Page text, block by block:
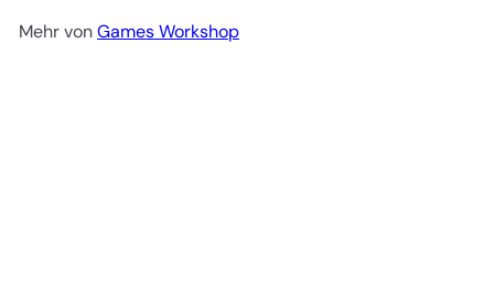
Mehr vonGames Workshop